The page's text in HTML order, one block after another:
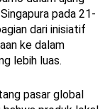
pada 21-
dari inisiatif
ke dalam
lebih luas.
pasar global